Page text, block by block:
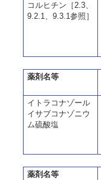
コルヒチン［2.3、
9.2.1、9.3.1参照］
薬剤名等
イトラコナゾール
イサブコナゾニウ
ム硫酸塩
薬剤名等